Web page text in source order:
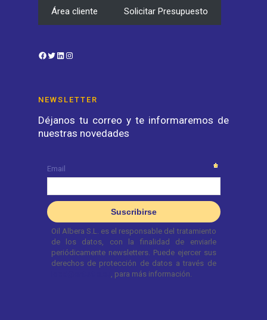
Área cliente Solicitar Presupuesto
Facebook
TwitterLinkedIn
NEWSLETTER
Déjanos tu correo y te informaremos de
nuestras novedades